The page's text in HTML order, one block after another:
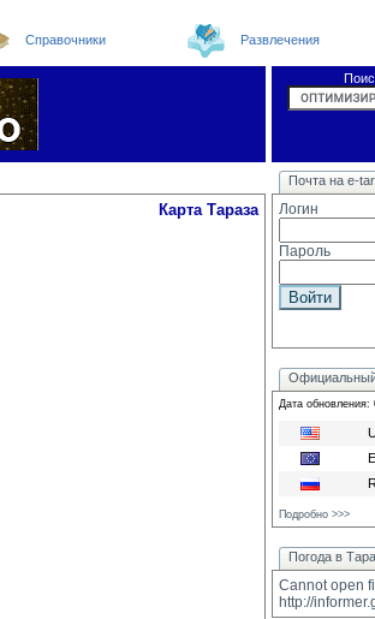
Справочники Развлечения
Новости
Телефоный
Новости e-
Карта Тараза
Почта на e-
Логин
Пароль
Дата обновления:
Подробно >>>
Погода в
Cannot open
http://